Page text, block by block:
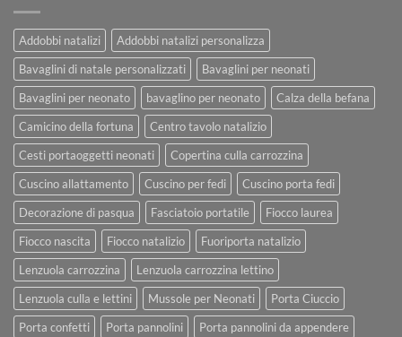
Addobbi natalizi
Addobbi natalizi personalizza
Bavaglini di natale personalizzati
Bavaglini per neonati
Bavaglini per neonato
bavaglino per neonato
Calza della befana
Camicino della fortuna
Centro tavolo natalizio
Cesti portaoggetti neonati
Copertina culla carrozzina
Cuscino allattamento
Cuscino per fedi
Cuscino porta fedi
Decorazione di pasqua
Fasciatoio portatile
Fiocco laurea
Fiocco nascita
Fiocco natalizio
Fuoriporta natalizio
Lenzuola carrozzina
Lenzuola carrozzina lettino
Lenzuola culla e lettini
Mussole per Neonati
Porta Ciuccio
Porta confetti
Porta pannolini
Porta pannolini da appendere